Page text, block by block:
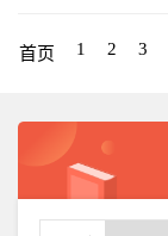
首页 1 2 3